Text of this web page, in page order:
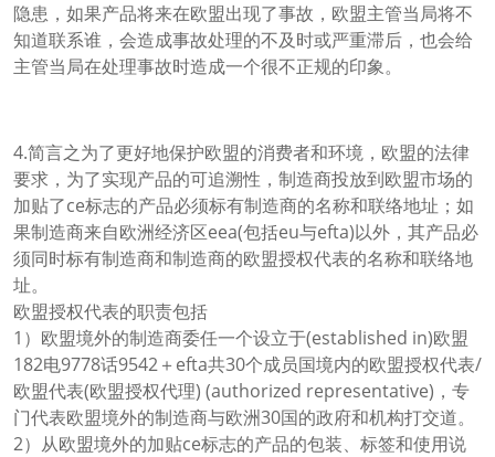
隐患，如果产品将来在欧盟出现了事故，欧盟主管当局将不
知道联系谁，会造成事故处理的不及时或严重滞后，也会给
主管当局在处理事故时造成一个很不正规的印象。
4.简言之为了更好地保护欧盟的消费者和环境，欧盟的法律
要求，为了实现产品的可追溯性，制造商投放到欧盟市场的
加贴了ce标志的产品必须标有制造商的名称和联络地址；如
果制造商来自欧洲经济区eea(包括eu与efta)以外，其产品必
须同时标有制造商和制造商的欧盟授权代表的名称和联络地
址。
欧盟授权代表的职责包括
1）欧盟境外的制造商委任一个设立于(established in)欧盟
182电9778话9542＋efta共30个成员国境内的欧盟授权代表/
欧盟代表(欧盟授权代理) (authorized representative)，专
门代表欧盟境外的制造商与欧洲30国的政府和机构打交道。
2）从欧盟境外的加贴ce标志的产品的包装、标签和使用说